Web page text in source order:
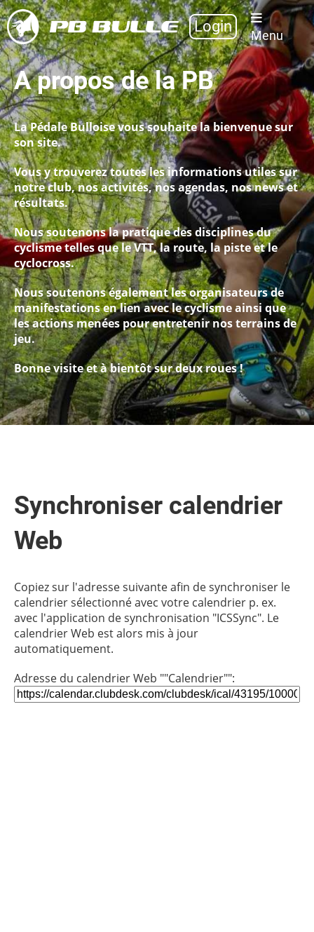
Login
Menu
A propos de la PB
La Pédale Bulloise vous souhaite la bienvenue sur
son site.
Vous y trouverez toutes les informations utiles sur
notre club, nos activités, nos agendas, nos news et
résultats.
Nous soutenons la pratique des disciplines du
cyclisme telles que le VTT, la route, la piste et le
cyclocross.
Nous soutenons également les organisateurs de
manifestations en lien avec le cyclisme ainsi que
les actions menées pour entretenir nos terrains de
jeu.
Bonne visite et à bientôt sur deux roues !
Synchroniser calendrier
Web
Copiez sur l'adresse suivante afin de synchroniser le
calendrier sélectionné avec votre calendrier p. ex.
avec l'application de synchronisation "ICSSync". Le
calendrier Web est alors mis à jour
automatiquement.
Adresse du calendrier Web ""Calendrier"":